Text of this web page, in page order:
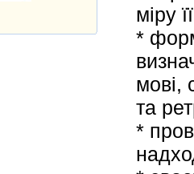
міру
*
мові,
та
*